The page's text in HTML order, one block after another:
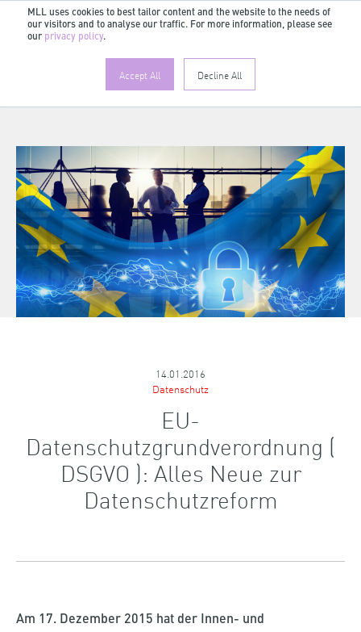
MLL uses cookies to best tailor content and the website to the needs of
our visitors and to analyse our traffic. For more information, please see
our privacy policy.
Accept All Decline All
14.01.2016
Datenschutz
EU-
Datenschutzgrundverordnung (
DSGVO ): Alles Neue zur
Datenschutzreform
Am 17. Dezember 2015 hat der Innen- und